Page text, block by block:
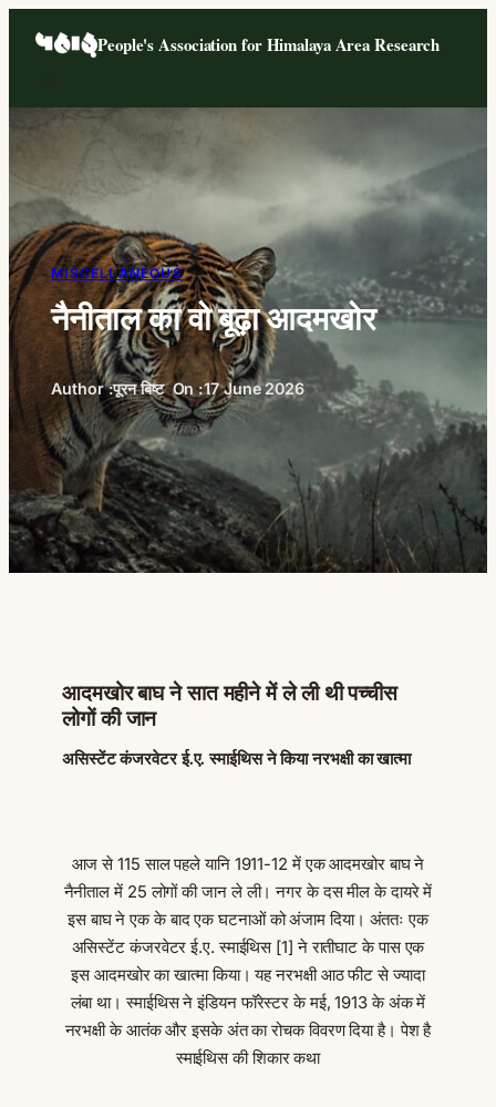
People's Association for Himalaya Area Research
MISCELLANEOUS
नैनीताल का वो बूढ़ा आदमखोर
Author :पूरन बिष्टOn :17 June 2026
आदमखोर बाघ ने सात महीने में ले ली थी पच्चीस
लोगों की जान
असिस्टेंट कंजरवेटर ई.ए. स्माईथिस ने किया नरभक्षी का खात्मा
आज से 115 साल पहले यानि 1911-12 में एक आदमखोर बाघ ने
नैनीताल में 25 लोगों की जान ले ली। नगर के दस मील के दायरे में
इस बाघ ने एक के बाद एक घटनाओं को अंजाम दिया। अंततः एक
असिस्टेंट कंजरवेटर ई.ए. स्माईथिस [1] ने रातीघाट के पास एक
इस आदमखोर का खात्मा किया। यह नरभक्षी आठ फीट से ज्यादा
लंबा था। स्माईथिस ने इंडियन फॉरेस्टर के मई, 1913 के अंक में
नरभक्षी के आतंक और इसके अंत का रोचक विवरण दिया है। पेश है
स्माईथिस की शिकार कथा